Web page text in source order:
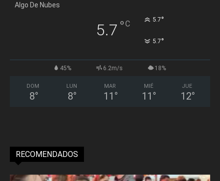
Algo De Nubes
5.7 °C 5.7°
5.7°
45% 6.2m/s 18%
DOM
8°
LUN
8°
MAR
11 °
MIÉ
11 °
JUE
12°
RECOMENDADOS